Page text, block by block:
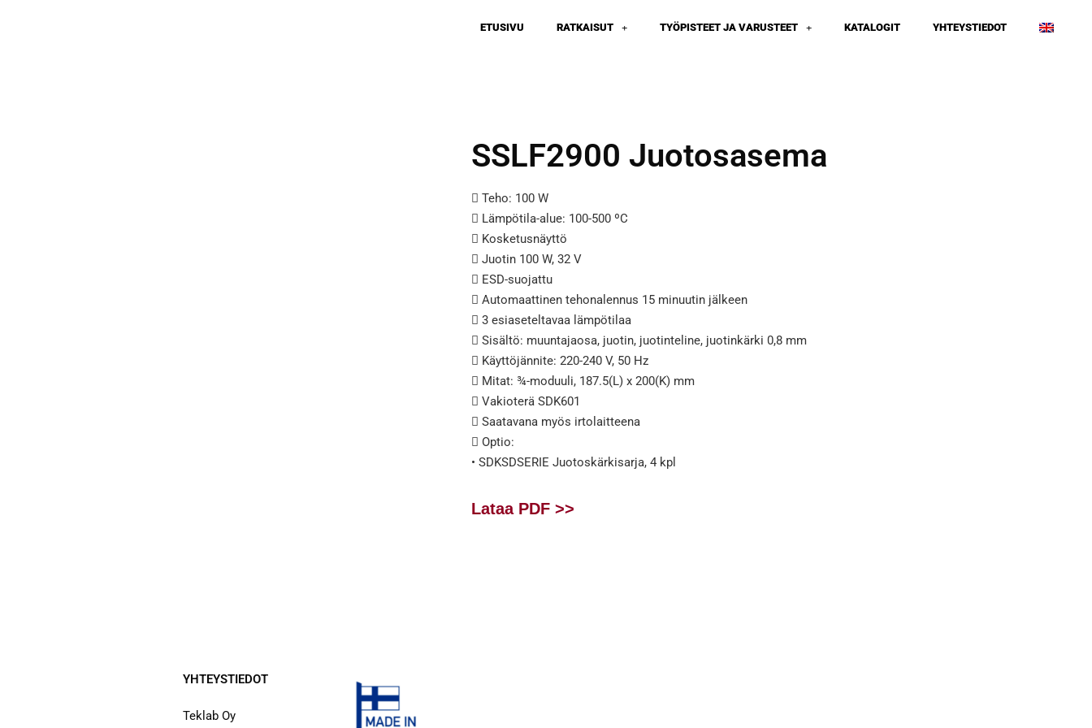
ETUSIVU RATKAISUT TYÖPISTEET JA VARUSTEET KATALOGIT YHTEYSTIEDOT
SSLF2900 Juotosasema
 Teho: 100 W
 Lämpötila-alue: 100-500 ºC
 Kosketusnäyttö
 Juotin 100 W, 32 V
 ESD-suojattu
 Automaattinen tehonalennus 15 minuutin jälkeen
 3 esiaseteltavaa lämpötilaa
 Sisältö: muuntajaosa, juotin, juotinteline, juotinkärki 0,8 mm
 Käyttöjännite: 220-240 V, 50 Hz
 Mitat: ¾-moduuli, 187.5(L) x 200(K) mm
 Vakioterä SDK601
 Saatavana myös irtolaitteena
 Optio:
• SDKSDSERIE Juotoskärkisarja, 4 kpl
Lataa PDF >>
YHTEYSTIEDOT
Teklab Oy